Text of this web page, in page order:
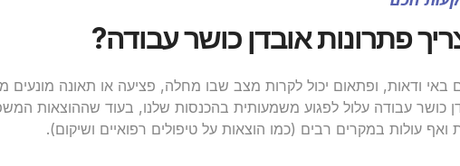
פתרונות אובדן כושר עבודה?
באי ודאות, ופתאום יכול לקרות מצב שבו מחלה, פציעה או תאונה מונעים
כושר עבודה עלול לפגוע משמעותית בהכנסות שלנו, בעוד שההוצאות
ואף עולות במקרים רבים (כמו הוצאות על טיפולים רפואיים ושיקום).